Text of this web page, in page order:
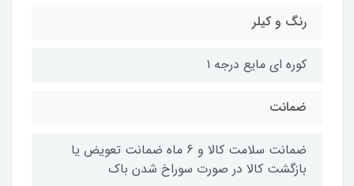
رنگ و کیلر
کوره ای مایع درجه ۱
ضمانت
ضمانت سلامت کالا و 6 ماه ضمانت تعویض یا
بازگشت کالا در صورت سوراخ شدن باک